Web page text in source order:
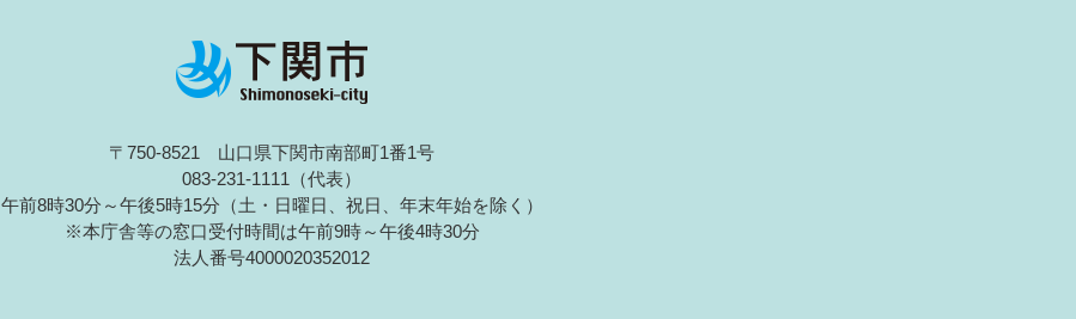
〒750-8521 山口県下関市南部町1番1号
083-231-1111（代表）
午前8時30分～午後5時15分（土・日曜日、祝日、年末年始を除く）
※本庁舎等の窓口受付時間は午前9時～午後4時30分
法人番号4000020352012